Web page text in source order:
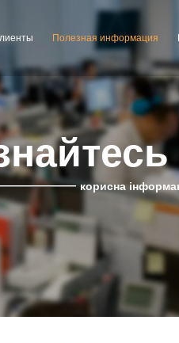
Полезная информация
корисна